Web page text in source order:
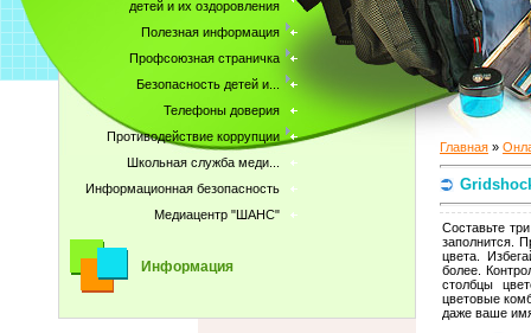
детей и их оздоровления
Полезная информация
Профсоюзная страничка
Безопасность детей и...
Телефоны доверия
Противодействие коррупции
Школьная служба меди...
Информационная безопасность
Медиацентр "ШАНС"
Информация
Главная »
Составьте
заполнится.
цвета.
более.
столбцы
цветовые
даже ваше